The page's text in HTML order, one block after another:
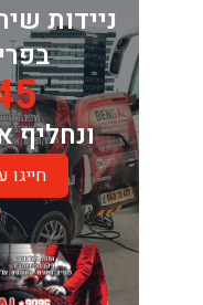
ניידות
45
ונחליף
*חייגו